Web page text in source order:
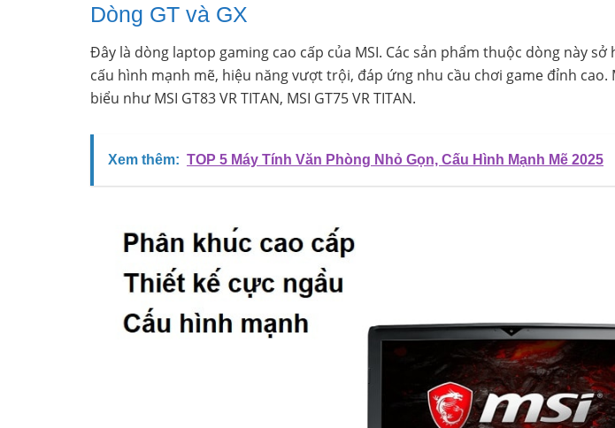
Dòng GT và GX
Đây là dòng laptop gaming cao cấp của MSI. Các sản phẩm thuộc dòng này
cấu hình mạnh mẽ, hiệu năng vượt trội, đáp ứng nhu cầu chơi game đỉnh cao.
biểu như MSI GT83 VR TITAN, MSI GT75 VR TITAN.
Xem thêm: TOP 5 Máy Tính Văn Phòng Nhỏ Gọn, Cấu Hình Mạnh Mẽ 2025